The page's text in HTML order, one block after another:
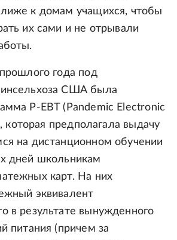
к домам учащихся, чтобы
их сами и не отрывали
года под
США была
P-EBT (Pandemic Electronic
которая предполагала выдачу
на дистанционном обучении
дней школьникам
карт. На них
эквивалент
в результате вынужденного
питания (причем за